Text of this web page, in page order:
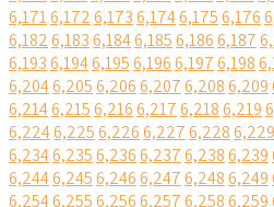
6,1716,1726,1736,1746,1756,176
6,1826,1836,1846,1856,1866,187
6,1936,1946,1956,1966,1976,198
6,2046,2056,2066,2076,2086,209
6,2146,2156,2166,2176,2186,219
6,2246,2256,2266,2276,2286,229
6,2346,2356,2366,2376,2386,239
6,2446,2456,2466,2476,2486,249
6,2546,2556,2566,2576,2586,259